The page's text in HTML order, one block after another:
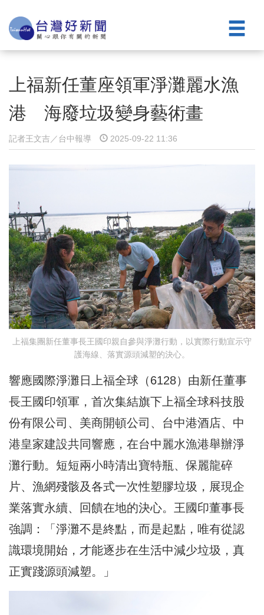
上福新任董座領軍淨灘麗水漁
港 海廢垃圾變身藝術畫
記者王文吉／台中報導 2025-09-22 11:36
上福集團新任董事長王國印親自參與淨灘行動，以實際行動宣示守
護海線、落實源頭減塑的決心。
響應國際淨灘日上福全球（6128）由新任董事
長王國印領軍，首次集結旗下上福全球科技股
份有限公司、美商開頓公司、台中港酒店、中
港皇家建設共同響應，在台中麗水漁港舉辦淨
灘行動。短短兩小時清出寶特瓶、保麗龍碎
片、漁網殘骸及各式一次性塑膠垃圾，展現企
業落實永續、回饋在地的決心。王國印董事長
強調：「淨灘不是終點，而是起點，唯有從認
識環境開始，才能逐步在生活中減少垃圾，真
正實踐源頭減塑。」